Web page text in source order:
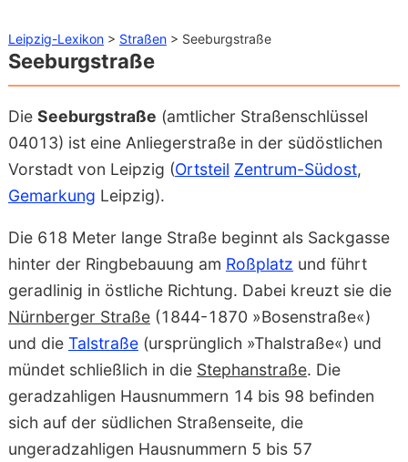
Seeburgstraße
Die Seeburgstraße (amtlicher Straßenschlüssel
04013) ist eine Anliegerstraße in der südöstlichen
Vorstadt von Leipzig (Ortsteil Zentrum-Südost,
Gemarkung Leipzig).
Die 618 Meter lange Straße beginnt als Sackgasse
hinter der Ringbebauung am Roßplatz und führt
geradlinig in östliche Richtung. Dabei kreuzt sie die
Nürnberger Straße(1844-1870 »Bosenstraße«)
und die Talstraße(ursprünglich »Thalstraße«) und
mündet schließlich in die Stephanstraße. Die
geradzahligen Hausnummern 14 bis 98 befinden
sich auf der südlichen Straßenseite, die
ungeradzahligen Hausnummern 5 bis 57
Leipzig-Lexikon> Straßen> Seeburgstraße